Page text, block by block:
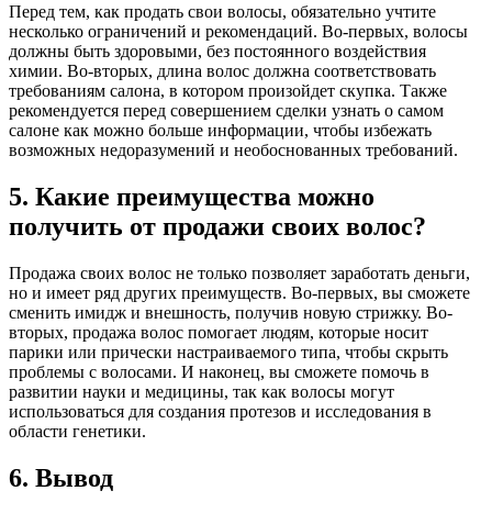
Перед тем, как продать свои волосы, обязательно учтите
несколько ограничений и рекомендаций. Во-первых, волосы
должны быть здоровыми, без постоянного воздействия
химии. Во-вторых, длина волос должна соответствовать
требованиям салона, в котором произойдет скупка. Также
рекомендуется перед совершением сделки узнать о самом
салоне как можно больше информации, чтобы избежать
возможных недоразумений и необоснованных требований.
5. Какие преимущества можно
получить от продажи своих волос?
Продажа своих волос не только позволяет заработать деньги,
но и имеет ряд других преимуществ. Во-первых, вы сможете
сменить имидж и внешность, получив новую стрижку. Во-
вторых, продажа волос помогает людям, которые носит
парики или прически настраиваемого типа, чтобы скрыть
проблемы с волосами. И наконец, вы сможете помочь в
развитии науки и медицины, так как волосы могут
использоваться для создания протезов и исследования в
области генетики.
6. Вывод